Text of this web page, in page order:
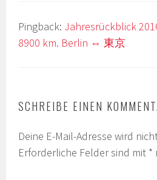
Pingback: Jahresrückblick
8900 km. Berlin ⇔ 東京
SCHREIBE EINEN
Deine E-Mail-Adresse wird
Erforderliche Felder sind mit *